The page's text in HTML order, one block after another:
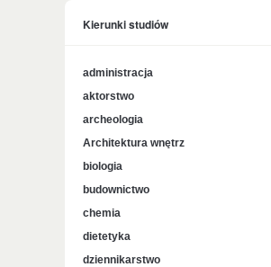
Kierunki studiów
administracja
aktorstwo
archeologia
Architektura wnętrz
biologia
budownictwo
chemia
dietetyka
dziennikarstwo